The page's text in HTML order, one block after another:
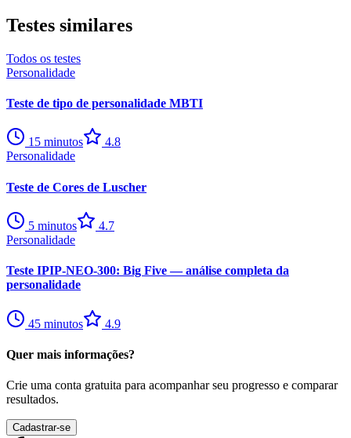
Testes similares
Todos os testes
Personalidade
Teste de tipo de personalidade MBTI
15 minutos
4.8
Personalidade
Teste de Cores de Luscher
5 minutos
4.7
Personalidade
Teste IPIP-NEO-300: Big Five — análise completa da
personalidade
45 minutos 4.9
Quer mais informações?
Crie uma conta gratuita para acompanhar seu progresso e comparar
resultados.
Cadastrar-se